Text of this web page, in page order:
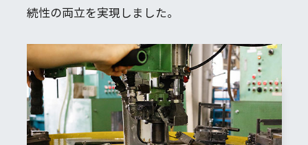
続性の両立を実現しました。